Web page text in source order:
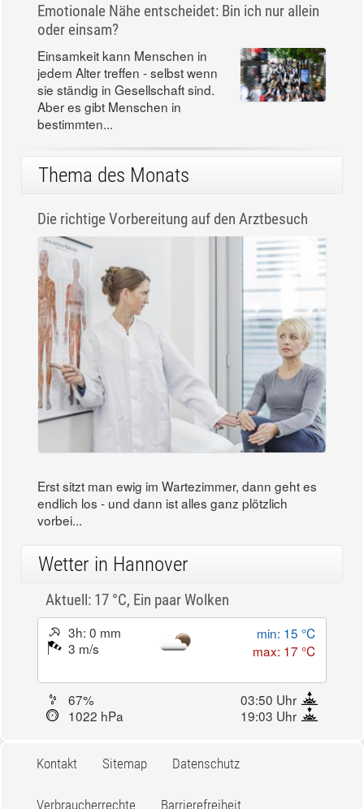
Emotionale Nähe entscheidet: Bin ich nur allein
oder einsam?
Einsamkeit kann Menschen in
jedem Alter treffen - selbst wenn
sie ständig in Gesellschaft sind.
Aber es gibt Menschen in
bestimmten...
Thema des Monats
Die richtige Vorbereitung auf den Arztbesuch
Erst sitzt man ewig im Wartezimmer, dann geht es
endlich los - und dann ist alles ganz plötzlich
vorbei...
Wetter in Hannover
Aktuell: 17 °C, Ein paar Wolken
3h: 0 mm
3 m/s
min: 15 °C
max: 17 °C
67%
03:50 Uhr
1022 hPa
19:03 Uhr
Kontakt Sitemap Datenschutz
Verbraucherrechte Barrierefreiheit